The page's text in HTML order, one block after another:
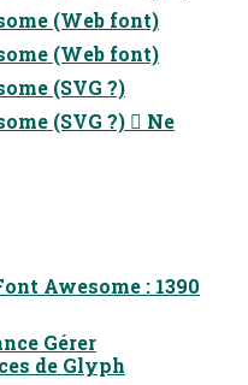
(Web font)
(Web font)
(SVG ?)
(SVG ?)  Ne
Awesome : 1390
Gérer
de Glyph